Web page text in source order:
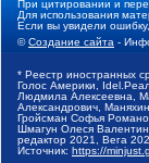
При цитировании и
Для использования
Если вы увидели
©Создание сайта -
* Реестр иностранных
Голос Америки,
Людмила Алексеевна,
Александрович,
Гройсман Софья
Шмагун Олеся
редактор 2021, Вега
Источник: https://